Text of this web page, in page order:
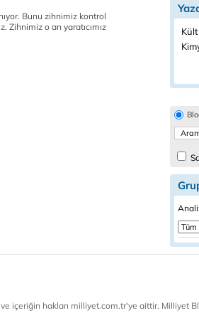
Bunu zihnimiz kontrol
Zihnimiz o an yaratıcımız
içeriğin hakları milliyet.com.tr'ye aittir. Milliyet